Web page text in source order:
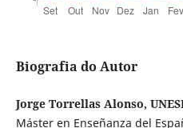
Biografia do Autor
Jorge Torrellas Alonso,
Máster en Enseñanza del